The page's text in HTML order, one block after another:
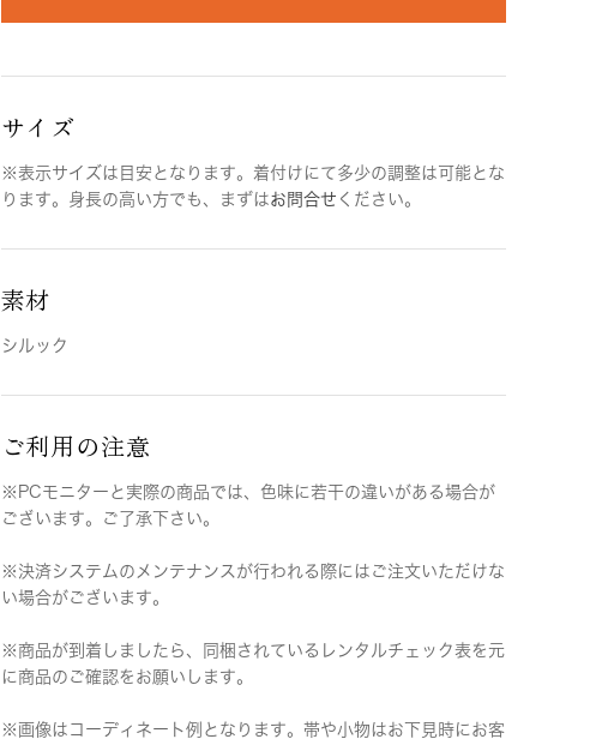
サイズ
※表示サイズは目安となります。着付けにて多少の調整は可能とな
ります。身長の高い方でも、まずはお問合せ ください。
素材
シルック
ご利用の注意
※PCモニターと実際の商品では、色味に若干の違いがある場合が
ございます。ご了承下さい。
※決済システムのメンテナンスが行われる際にはご注文いただけな
い場合がございます。
※商品が到着しましたら、同梱されているレンタルチェック表を元
に商品のご確認をお願いします。
※画像はコーディネート例となります。帯や小物はお下見時にお客